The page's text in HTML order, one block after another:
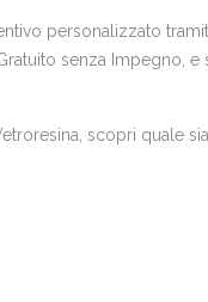
personalizzato
senza Impegno,
scopri quale